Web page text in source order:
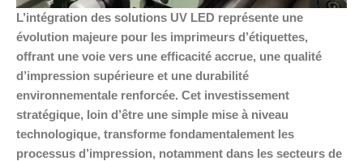
L’intégration des solutions UV LED représente une
évolution majeure pour les imprimeurs d’étiquettes,
offrant une voie vers une efficacité accrue, une qualité
d’impression supérieure et une durabilité
environnementale renforcée. Cet investissement
stratégique, loin d’être une simple mise à niveau
technologique, transforme fondamentalement les
processus d’impression, notamment dans les secteurs de